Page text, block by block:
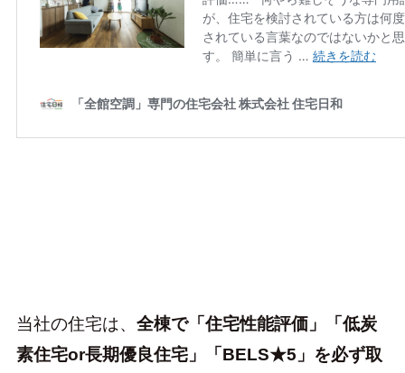
当社の住宅は、 全棟で「住宅性能評価」「低炭
素住宅or長期優良住宅」「BELS★5」を必ず取